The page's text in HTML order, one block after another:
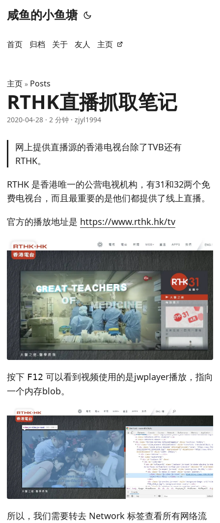
咸鱼的小鱼塘
首页 归档 关于 友人 主页
主页 » Posts
RTHK直播抓取笔记
2020-04-28 · 2 分钟 · zjyl1994
网上提供直播源的香港电视台除了TVB还有
RTHK。
RTHK 是香港唯一的公营电视机构，有31和32两个免
费电视台，而且最重要的是他们都提供了线上直播。
官方的播放地址是 https://www.rthk.hk/tv
按下 F12 可以看到视频使用的是jwplayer播放，指向
一个内存blob。
所以，我们需要转去 Network 标签查看所有网络流